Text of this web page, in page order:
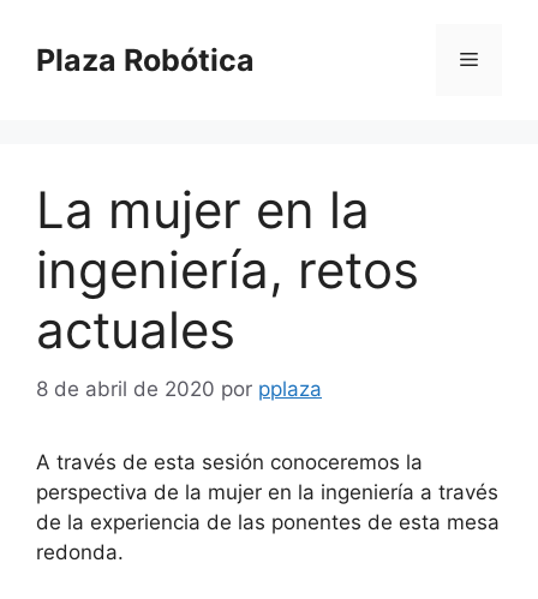
contenido
Plaza Robótica Menú
La mujer en la
ingeniería, retos
actuales
8 de abril de 2020 por pplaza
A través de esta sesión conoceremos la
perspectiva de la mujer en la ingeniería a través
de la experiencia de las ponentes de esta mesa
redonda.